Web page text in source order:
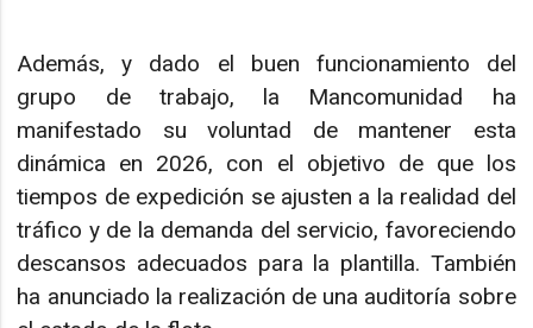
Además, y dado el buen funcionamiento del
grupo de trabajo, la Mancomunidad ha
manifestado su voluntad de mantener esta
dinámica en 2026, con el objetivo de que los
tiempos de expedición se ajusten a la realidad del
tráfico y de la demanda del servicio, favoreciendo
descansos adecuados para la plantilla. También
ha anunciado la realización de una auditoría sobre